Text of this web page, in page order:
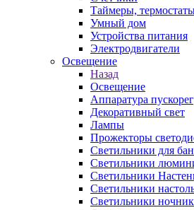
Таймеры,
Умный дом
Устройства питания
Электродвигатели
Освещение
Назад
Освещение
Аппаратура
Декоративный свет
Лампы
Прожекторы
Светильники для
Светильники
Светильники
Светильники
Светильники